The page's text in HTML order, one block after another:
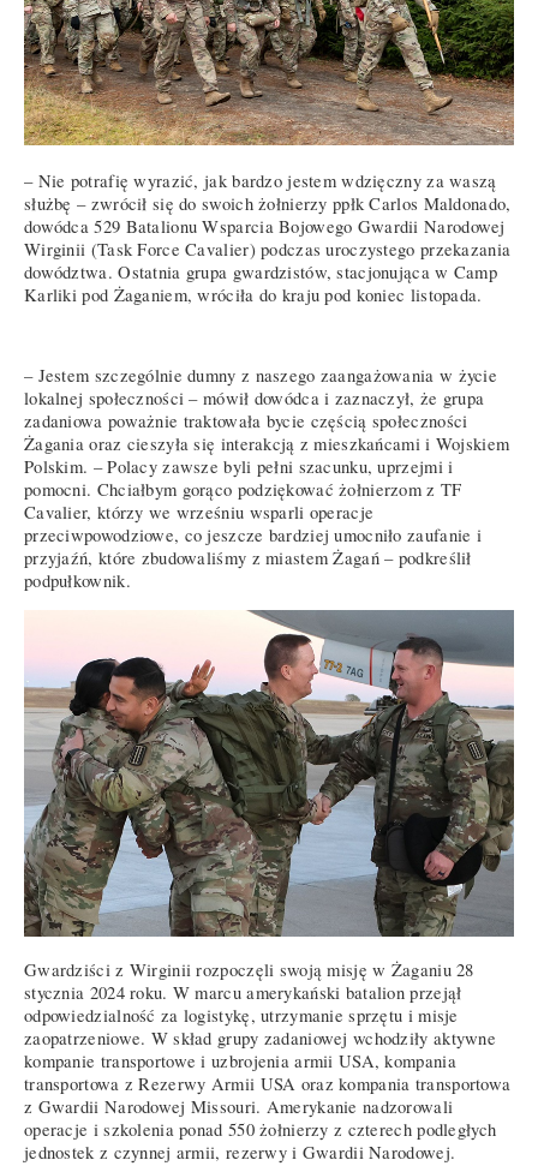
– Nie potrafię wyrazić, jak bardzo jestem wdzięczny za waszą
służbę – zwrócił się do swoich żołnierzy ppłk Carlos Maldonado,
dowódca 529 Batalionu Wsparcia Bojowego Gwardii Narodowej
Wirginii (Task Force Cavalier) podczas uroczystego przekazania
dowództwa. Ostatnia grupa gwardzistów, stacjonująca w Camp
Karliki pod Żaganiem, wróciła do kraju pod koniec listopada.
– Jestem szczególnie dumny z naszego zaangażowania w życie
lokalnej społeczności – mówił dowódca i zaznaczył, że grupa
zadaniowa poważnie traktowała bycie częścią społeczności
Żagania oraz cieszyła się interakcją z mieszkańcami i Wojskiem
Polskim. – Polacy zawsze byli pełni szacunku, uprzejmi i
pomocni. Chciałbym gorąco podziękować żołnierzom z TF
Cavalier, którzy we wrześniu wsparli operacje
przeciwpowodziowe, co jeszcze bardziej umocniło zaufanie i
przyjaźń, które zbudowaliśmy z miastem Żagań – podkreślił
podpułkownik.
Gwardziści z Wirginii rozpoczęli swoją misję w Żaganiu 28
stycznia 2024 roku. W marcu amerykański batalion przejął
odpowiedzialność za logistykę, utrzymanie sprzętu i misje
zaopatrzeniowe. W skład grupy zadaniowej wchodziły aktywne
kompanie transportowe i uzbrojenia armii USA, kompania
transportowa z Rezerwy Armii USA oraz kompania transportowa
z Gwardii Narodowej Missouri. Amerykanie nadzorowali
operacje i szkolenia ponad 550 żołnierzy z czterech podległych
jednostek z czynnej armii, rezerwy i Gwardii Narodowej.